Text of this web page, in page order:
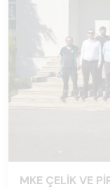
MKE ÇELİK VE